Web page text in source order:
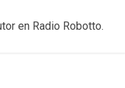
en Radio Robotto.